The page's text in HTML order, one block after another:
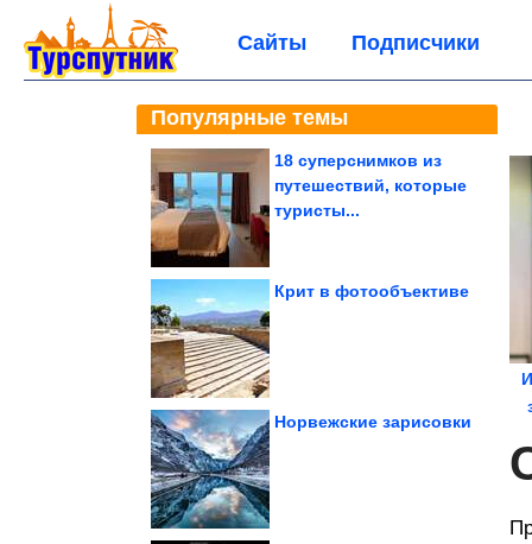
Сайты Подписчики
Популярные темы
18 суперснимков из
путешествий, которые
туристы...
Крит в фотообъективе
Норвежские зарисовки